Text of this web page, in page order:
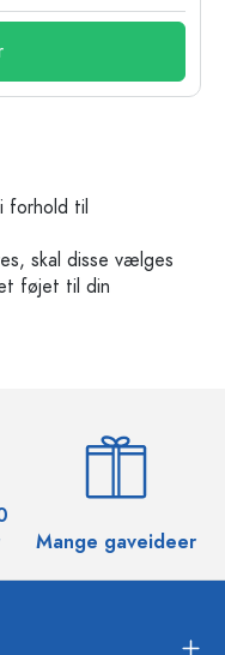
forhold til
skal disse vælges
føjet til din
Mange gaveideer